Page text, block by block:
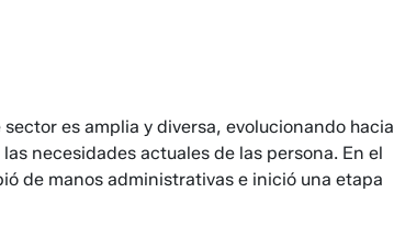
es amplia y diversa, evolucionando hacia
necesidades actuales de las persona. En el
de ma­nos administrativas e inició una etapa